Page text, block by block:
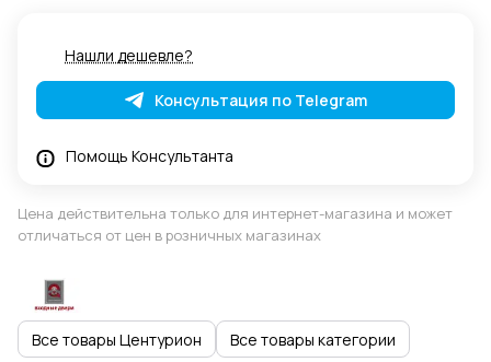
Нашли дешевле?
Консультация по Telegram
Помощь Консультанта
Цена действительна только для интернет-магазина и может
отличаться от цен в розничных магазинах
Все товары Центурион Все товары категории